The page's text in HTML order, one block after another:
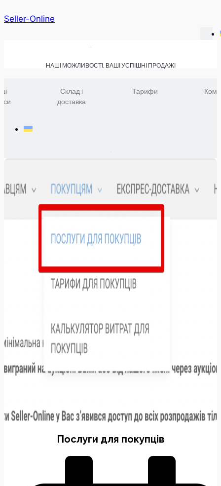
Seller-Online
НАШІ МОЖЛИВОСТІ. ВАШІ УСПІШНІ ПРОДАЖІ
Склад і
доставка
Тарифи
Послуги для покупців